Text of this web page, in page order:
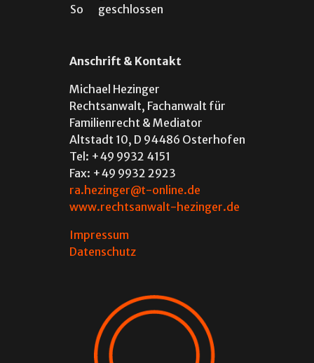
Anschrift & Kontakt
Michael Hezinger
Rechtsanwalt, Fachanwalt für
Familienrecht & Mediator
Altstadt 10, D 94486 Osterhofen
Tel: +49 9932 4151
Fax: +49 9932 2923
ra.hezinger@t-online.de
www.rechtsanwalt-hezinger.de
Impressum
Datenschutz
So
geschlossen